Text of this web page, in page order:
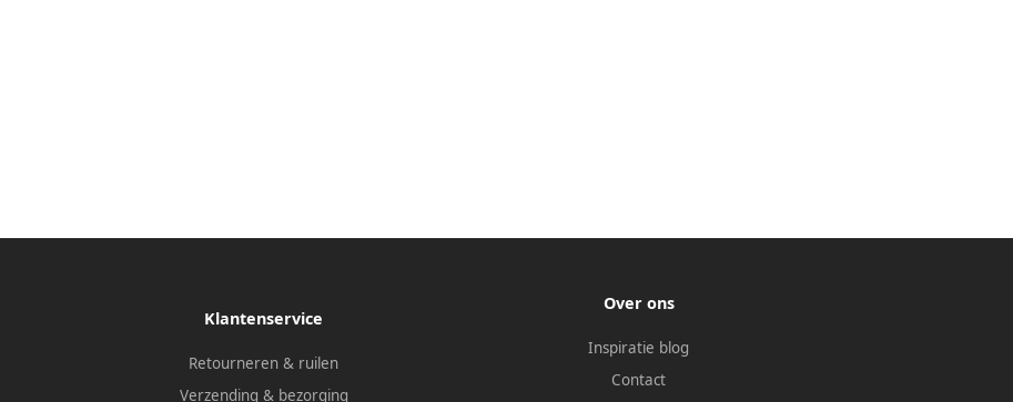
Klantenservice
Retourneren & ruilen
Verzending & bezorging
Over ons
Inspiratie blog
Contact